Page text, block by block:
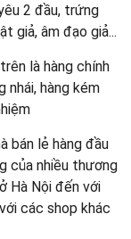
2 đầu, trứng
giả, âm đạo giả...
là hàng chính
nhái, hàng kém
bán lẻ hàng đầu
của nhiều thương
Hà Nội đến với
các shop khác